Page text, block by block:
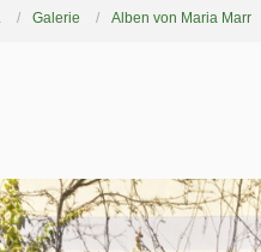
Galerie Alben von Maria Marr